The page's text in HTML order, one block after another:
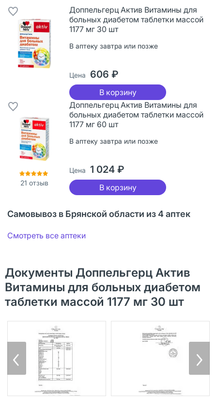
Доппельгерц Актив Витамины для
больных диабетом таблетки массой
1177 мг 30 шт
В аптеку завтра или позже
Цена 606 ₽
В корзину
21 отзыв
Доппельгерц Актив Витамины для
больных диабетом таблетки массой
1177 мг 60 шт
В аптеку завтра или позже
Цена 1 024 ₽
В корзину
Самовывоз в Брянской области из 4 аптек
Смотреть все аптеки
Документы Доппельгерц Актив
Витамины для больных диабетом
таблетки массой 1177 мг 30 шт